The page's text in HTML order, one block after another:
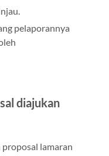
pelaporannya
diajukan
proposal lamaran